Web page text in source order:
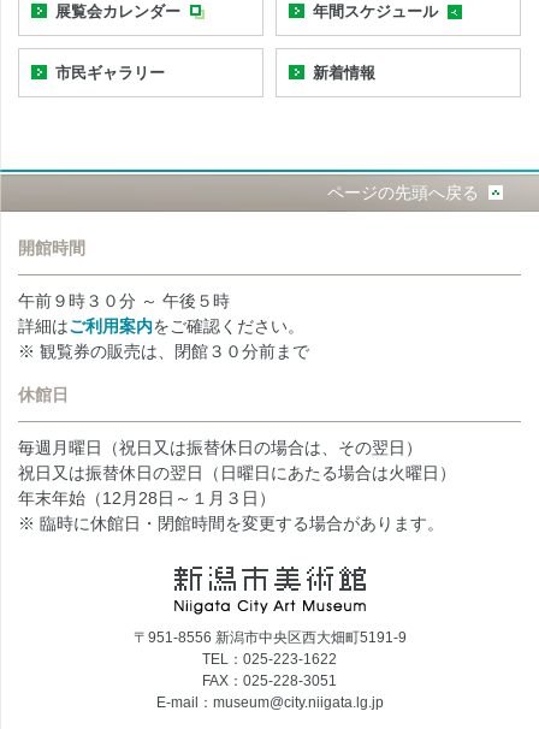
展覧会カレンダー 年間スケジュール
市民ギャラリー 新着情報
ページの先頭へ戻る
開館時間
午前９時３０分 ～ 午後５時
詳細はご利用案内をご確認ください。
※ 観覧券の販売は、閉館３０分前まで
休館日
毎週月曜日（祝日又は振替休日の場合は、その翌日）
祝日又は振替休日の翌日（日曜日にあたる場合は火曜日）
年末年始（12月28日～１月３日）
※ 臨時に休館日・閉館時間を変更する場合があります。
〒951-8556 新潟市中央区西大畑町5191-9
TEL：025-223-1622
FAX：025-228-3051
E-mail：museum@city.niigata.lg.jp